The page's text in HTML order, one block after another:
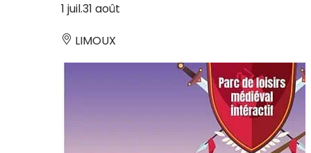
1 juil.31 août
LIMOUX